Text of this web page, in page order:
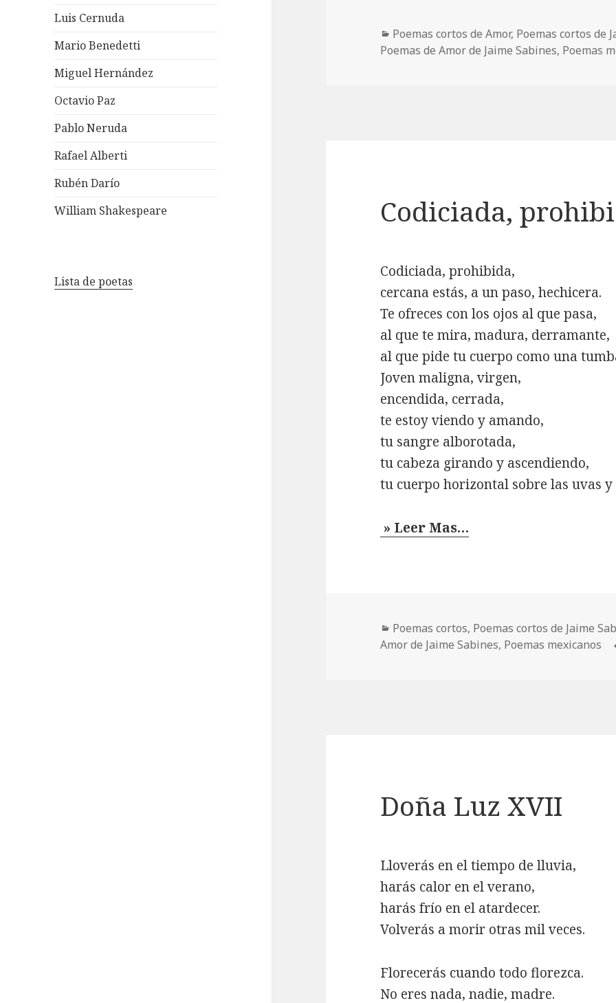
Luis Cernuda
Mario Benedetti
Miguel Hernández
Octavio Paz
Pablo Neruda
Rafael Alberti
Rubén Darío
William Shakespeare
Lista de poetas
Categorías
Poemas cortos de Amor, Poemas cortos de
Poemas de Amor de Jaime Sabines, Poemas
Codiciada,
Codiciada, prohibida,
cercana estás, a un paso, hechicera.
Te ofreces con los ojos al que pasa,
al que te mira, madura, derramante,
al que pide tu cuerpo como una
Joven maligna, virgen,
encendida, cerrada,
te estoy viendo y amando,
tu sangre alborotada,
tu cabeza girando y ascendiendo,
tu cuerpo horizontal sobre las uvas y
» Leer Mas…
Categorías
Poemas cortos, Poemas cortos de Jaime
Amor de Jaime Sabines, Poemas mexicanos
Doña Luz XVII
Lloverás en el tiempo de lluvia,
harás calor en el verano,
harás frío en el atardecer.
Volverás a morir otras mil veces.
Florecerás cuando todo florezca.
No eres nada, nadie, madre.